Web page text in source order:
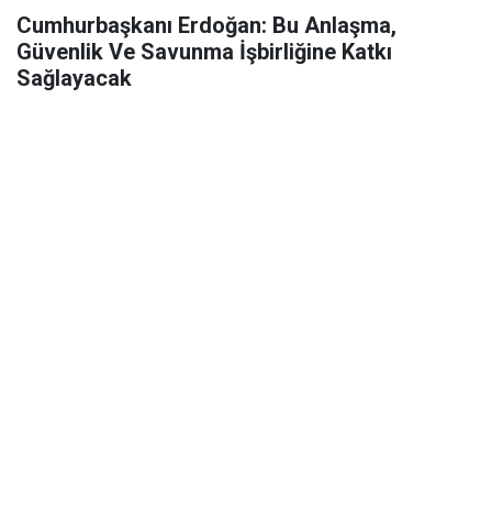
Cumhurbaşkanı Erdoğan: Bu Anlaşma,
Güvenlik Ve Savunma İşbirliğine Katkı
Sağlayacak